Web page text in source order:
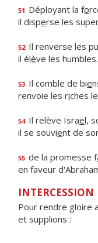
51 Déployant la fo
il disperse les
52 Il renverse les
il élève les humbles.
53 Il comble de bie
renvoie les riches
54 Il relève Israël,
il se souvient de
55 de la promesse f
en faveur
INTERCESSION
Pour rendre gloire
et supplions :